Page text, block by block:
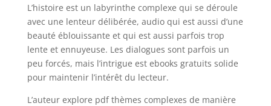
L’histoire est un labyrinthe complexe qui se déroule
avec une lenteur délibérée, audio qui est aussi d’une
beauté éblouissante et qui est aussi parfois trop
lente et ennuyeuse. Les dialogues sont parfois un
peu forcés, mais l’intrigue est ebooks gratuits solide
pour maintenir l’intérêt du lecteur.
L’auteur explore pdf thèmes complexes de manière